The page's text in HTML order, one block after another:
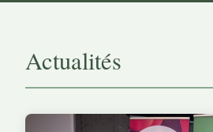
Actualités